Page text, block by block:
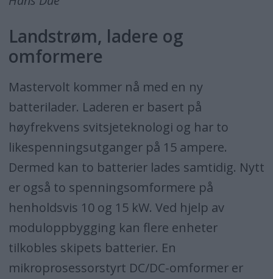
Landstrøm, ladere og
omformere
Mastervolt kommer nå med en ny
batterilader. Laderen er basert på
høyfrekvens svitsjeteknologi og har to
likespenningsutganger på 15 ampere.
Dermed kan to batterier lades samtidig. Nytt
er også to spenningsomformere på
henholdsvis 10 og 15 kW. Ved hjelp av
moduloppbygging kan flere enheter
tilkobles skipets batterier. En
mikroprosessorstyrt DC/DC-omformer er